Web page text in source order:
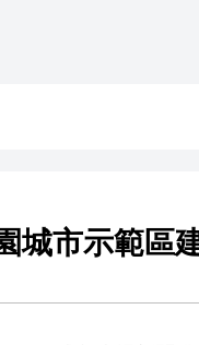
倍派息增15%
續深化公園城市示範